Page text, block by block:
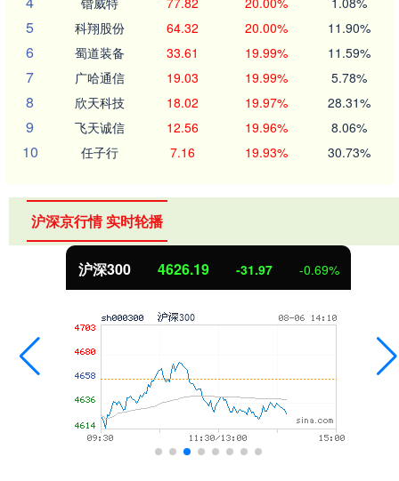
5 科翔股份 64.32 20.00% 11.90%
6 蜀道装备 33.61 19.99% 11.59%
7 广哈通信 19.03 19.99% 5.78%
8 欣天科技 18.02 19.97% 28.31%
9 飞天诚信 12.56 19.96% 8.06%
10 任子行 7.16 19.93% 30.73%
沪深京行情 实时轮播
沪深300 4626.19 -31.97 -0.69%